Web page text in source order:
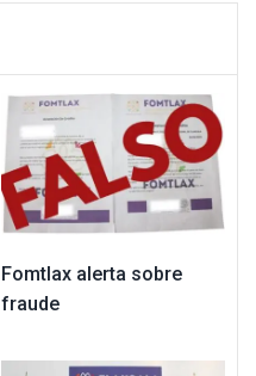
Fomtlax alerta sobre
fraude